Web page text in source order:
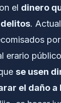
el dinero
.
erario
se usen
el daño